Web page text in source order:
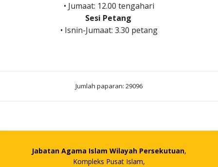
• Jumaat: 12.00 tengahari
Sesi Petang
• Isnin-Jumaat: 3.30 petang
Jumlah paparan: 29096
Jabatan Agama Islam Wilayah Persekutuan,
Kompleks Pusat Islam,